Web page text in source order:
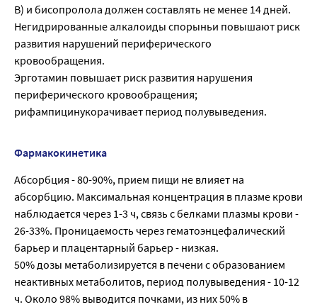
В) и бисопролола должен составлять не менее 14 дней.
Негидрированные алкалоиды спорыньи повышают риск
развития нарушений периферического
кровообращения.
Эрготамин повышает риск развития нарушения
периферического кровообращения;
рифампицинукорачивает период полувыведения.
Фармакокинетика
Абсорбция - 80-90%, прием пищи не влияет на
абсорбцию. Максимальная концентрация в плазме крови
наблюдается через 1-3 ч, связь с белками плазмы крови -
26-33%. Проницаемость через гематоэнцефалический
барьер и плацентарный барьер - низкая.
50% дозы метаболизируется в печени с образованием
неактивных метаболитов, период полувыведения - 10-12
ч. Около 98% выводится почками, из них 50% в